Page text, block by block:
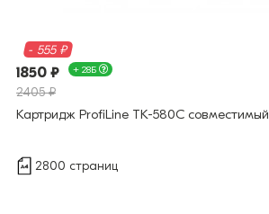
- 555 ₽
1850 ₽ + 28Б
2405 ₽
Картридж ProfiLine TK-580C совместимый
2800 страниц